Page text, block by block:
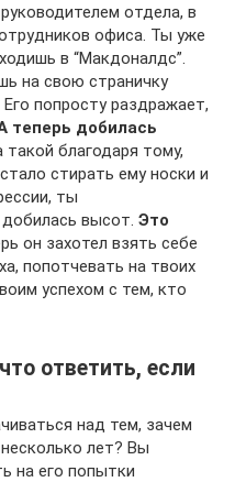
отдела, в
офиса. Ты уже
в “Макдоналдс”.
на свою страничку
попросту раздражает,
теперь добилась
благодаря тому,
стирать ему носки и
ты
высот. Это
он захотел взять себе
попотчевать на твоих
успехом с тем, кто
ответить, если
над тем, зачем
лет? Вы
на его попытки